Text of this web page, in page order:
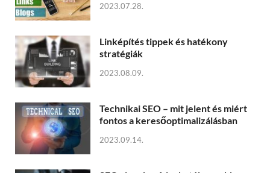
2023.07.28.
Linképítés tippek és hatékony
stratégiák
2023.08.09.
Technikai SEO – mit jelent és miért
fontos a keresőoptimalizálásban
2023.09.14.